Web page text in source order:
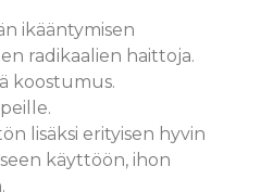
ikääntymisen
radikaalien haittoja.
koostumus.
lisäksi erityisen hyvin
käyttöön, ihon